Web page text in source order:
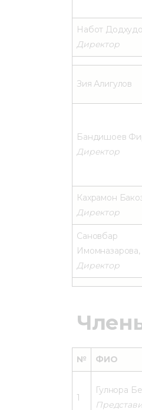
Набот
Директор
Зия Алигулов
Бандишоев
Директор
Кахрамон
Директор
Сановбар
Имомназарова,
Директор
№ ФИО
1
Гулнора